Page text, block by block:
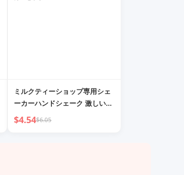
ミルクティーショップ専用シェ
ーカーハンドシェーク 激しいビ
ート ハンドビート レモンティー
$4.54$6.05